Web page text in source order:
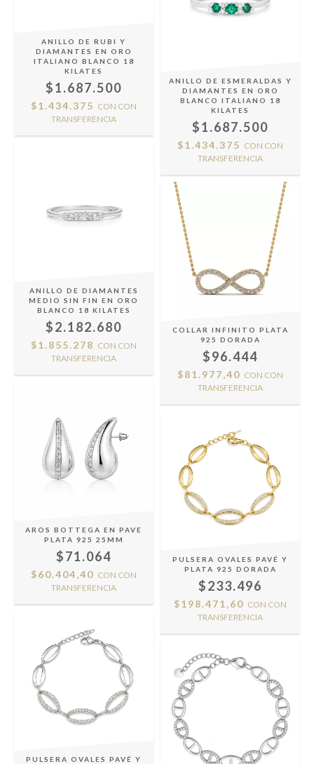
ANILLO DE RUBI Y
DIAMANTES EN ORO
ITALIANO BLANCO 18
KILATES
$1.687.500
$1.434.375 CON CON
TRANSFERENCIA
ANILLO DE ESMERALDAS Y
DIAMANTES EN ORO
BLANCO ITALIANO 18
KILATES
$1.687.500
$1.434.375 CON CON
TRANSFERENCIA
ANILLO DE DIAMANTES
MEDIO SIN FIN EN ORO
BLANCO 18 KILATES
$2.182.680
$1.855.278 CON CON
TRANSFERENCIA
COLLAR INFINITO PLATA
925 DORADA
$96.444
$81.977,40 CON CON
TRANSFERENCIA
AROS BOTTEGA EN PAVE
PLATA 925 25MM
$71.064
$60.404,40 CON CON
TRANSFERENCIA
PULSERA OVALES PAVÉ Y
PLATA 925 DORADA
$233.496
$198.471,60 CON CON
TRANSFERENCIA
PULSERA OVALES PAVÉ Y